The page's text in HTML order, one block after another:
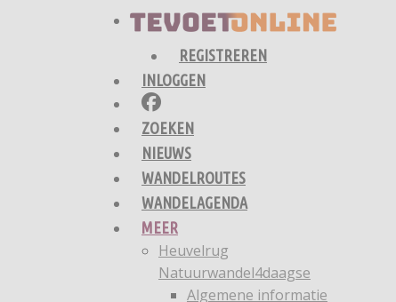
REGISTREREN
INLOGGEN
ZOEKEN
NIEUWS
WANDELROUTES
WANDELAGENDA
MEER
Heuvelrug
Natuurwandel4daagse
Algemene informatie